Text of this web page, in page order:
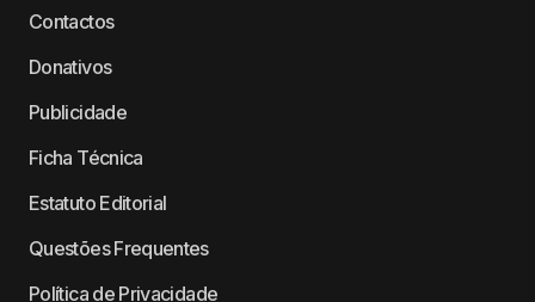
Contactos
Donativos
Publicidade
Ficha Técnica
Estatuto Editorial
Questões Frequentes
Política de Privacidade